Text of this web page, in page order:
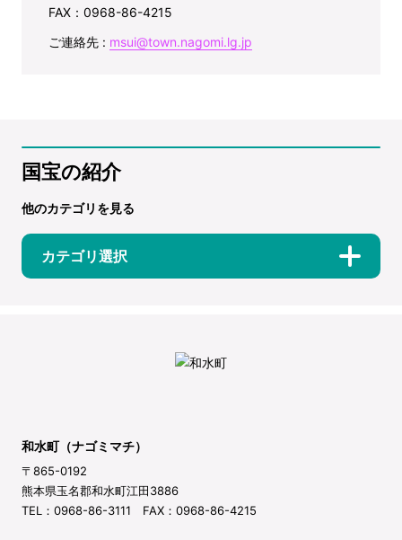
FAX：0968-86-4215
ご連絡先 : msui@town.nagomi.lg.jp
国宝の紹介
他のカテゴリを見る
カテゴリ選択
和水町（ナゴミマチ）
〒865-0192
熊本県玉名郡和水町江田3886
TEL：0968-86-3111 FAX：0968-86-4215